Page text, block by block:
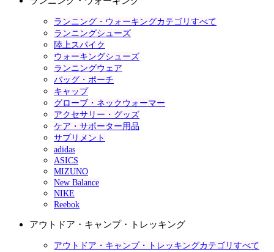
ランニング・ウォーキングカテゴリすべて
ランニングシューズ
陸上スパイク
ウォーキングシューズ
ランニングウェア
バッグ・ポーチ
キャップ
グローブ・ネックウォーマー
アクセサリー・グッズ
ケア・サポーター用品
サプリメント
adidas
ASICS
MIZUNO
New Balance
NIKE
Reebok
アウトドア・キャンプ・トレッキング
アウトドア・キャンプ・トレッキングカテゴリすべて